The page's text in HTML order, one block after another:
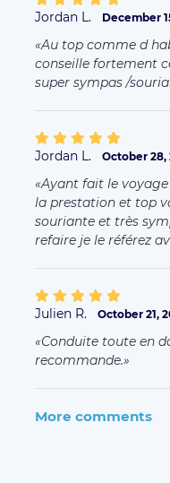
refaire je le référez
Julien R. October 21,
Conduite toute en
recommande.
More comments
Business Offer
Taxi Paris